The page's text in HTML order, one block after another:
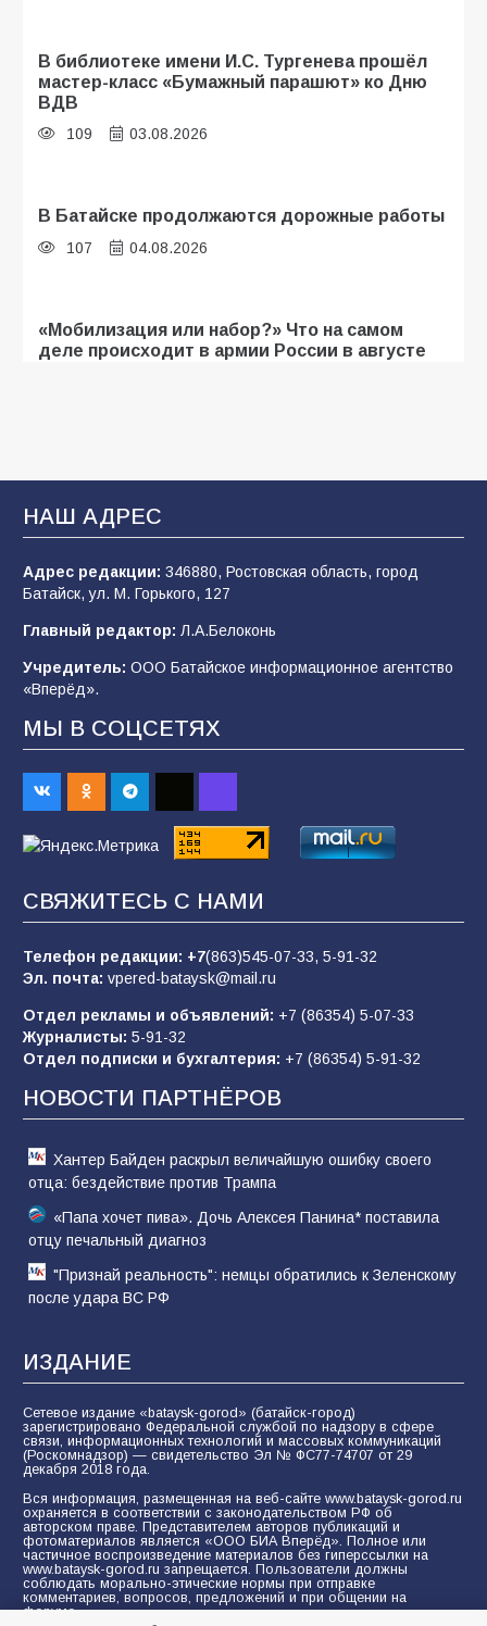
В библиотеке имени И.С. Тургенева прошёл
мастер-класс «Бумажный парашют» ко Дню
ВДВ
109 03.08.2026
В Батайске продолжаются дорожные работы
107 04.08.2026
«Мобилизация или набор?» Что на самом
деле происходит в армии России в августе
Будет ли мобилизация в России в 2026 году
после выборов: в Госдуме дали ответ
107 06.08.2026
В детском саду № 35 дети освоили
строительные профессии в ходе
спортивного праздника
89
«Слухами Москву не возьмёшь»: почему
заявления Киева о мобилизации — это
отчаяние, а не разведка
83 02.08.2026
конкурса «Большая перемена»
62 04.08.2026
Командовал боем до последнего: герой
61 05.08.2026
НАШ АДРЕС
Адрес редакции: 346880, Ростовская область, город
Батайск, ул. М. Горького, 127
Главный редактор: Л.А.Белоконь
Учредитель: ООО Батайское информационное агентство
«Вперёд».
МЫ В СОЦСЕТЯХ
СВЯЖИТЕСЬ С НАМИ
Телефон редакции: +7(863)545-07-33, 5-91-32
Эл. почта: vpered-bataysk@mail.ru
Отдел рекламы и объявлений: +7 (86354) 5-07-33
Журналисты: 5-91-32
Отдел подписки и бухгалтерия: +7 (86354) 5-91-32
НОВОСТИ ПАРТНЁРОВ
Хантер Байден раскрыл величайшую ошибку своего
отца: бездействие против Трампа
«Папа хочет пива». Дочь Алексея Панина* поставила
отцу печальный диагноз
"Признай реальность": немцы обратились к Зеленскому
после удара ВС РФ
ИЗДАНИЕ
Сетевое издание «bataysk-gorod» (батайск-город)
зарегистрировано Федеральной службой по надзору в сфере
связи, информационных технологий и массовых коммуникаций
(Роскомнадзор) — свидетельство Эл № ФС77-74707 от 29
декабря 2018 года.
Вся информация, размещенная на веб-сайте www.bataysk-gorod.ru
охраняется в соответствии с законодательством РФ об
авторском праве. Представителем авторов публикаций и
фотоматериалов является «ООО БИА Вперёд». Полное или
частичное воспроизведение материалов без гиперссылки на
www.bataysk-gorod.ru запрещается. Пользователи должны
соблюдать морально-этические нормы при отправке
комментариев, вопросов, предложений и при общении на
форуме.